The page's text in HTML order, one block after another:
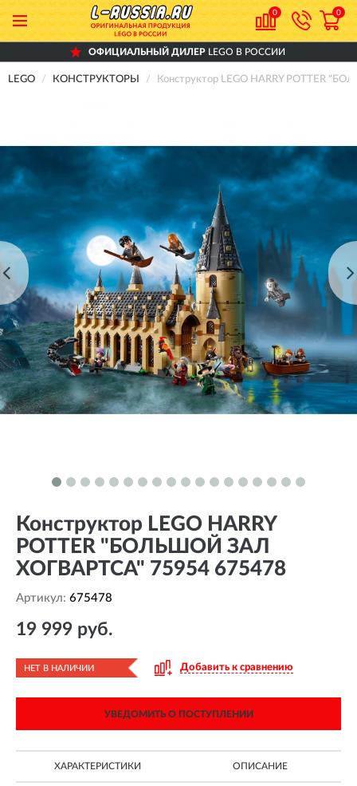
0 0
ОФИЦИАЛЬНЫЙ ДИЛЕР LEGO В РОССИИ
LEGO КОНСТРУКТОРЫ Конструктор LEGO HARRY POTTER
Конструктор LEGO HARRY
POTTER "БОЛЬШОЙ ЗАЛ
ХОГВАРТСА" 75954 675478
Артикул: 675478
19 999 руб.
НЕТ В НАЛИЧИИ Добавить к сравнению
УВЕДОМИТЬ О ПОСТУПЛЕНИИ
ХАРАКТЕРИСТИКИ ОПИСАНИЕ